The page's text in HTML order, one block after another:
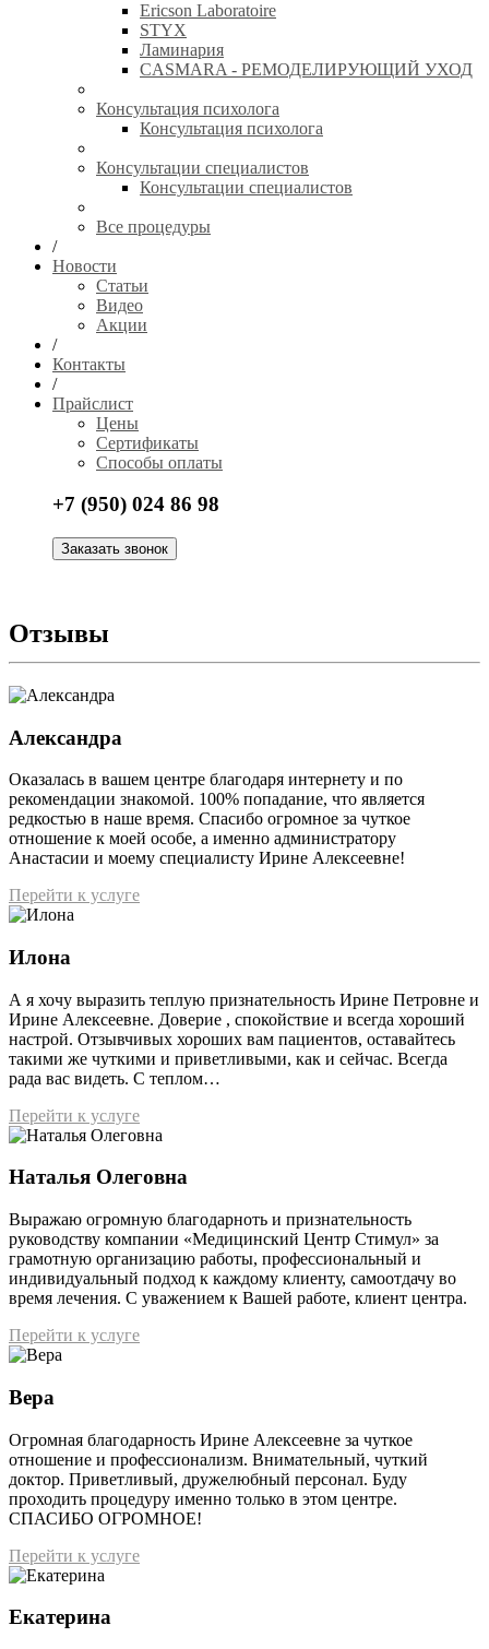
Ericson Laboratoire
STYX
Ламинария
CASMARA - РЕМОДЕЛИРУЮЩИЙ УХОД
Консультация психолога
Консультация психолога
Консультации специалистов
Консультации специалистов
Все процедуры
/
Новости
Статьи
Видео
Акции
/
Контакты
/
Прайслист
Цены
Сертификаты
Способы оплаты
+7 (950) 024 86 98
Заказать звонок
Отзывы
Александра
Оказалась в вашем центре благодаря интернету и по
рекомендации знакомой. 100% попадание, что является
редкостью в наше время. Спасибо огромное за чуткое
отношение к моей особе, а именно администратору
Анастасии и моему специалисту Ирине Алексеевне!
Перейти к услуге
Илона
А я хочу выразить теплую признательность Ирине Петровне и
Ирине Алексеевне. Доверие , спокойствие и всегда хороший
настрой. Отзывчивых хороших вам пациентов, оставайтесь
такими же чуткими и приветливыми, как и сейчас. Всегда
рада вас видеть. С теплом…
Перейти к услуге
Наталья Олеговна
Выражаю огромную благодарноть и признательность
руководству компании «Медицинский Центр Стимул» за
грамотную организацию работы, профессиональный и
индивидуальный подход к каждому клиенту, самоотдачу во
время лечения. С уважением к Вашей работе, клиент центра.
Перейти к услуге
Вера
Огромная благодарность Ирине Алексеевне за чуткое
отношение и профессионализм. Внимательный, чуткий
доктор. Приветливый, дружелюбный персонал. Буду
проходить процедуру именно только в этом центре.
СПАСИБО ОГРОМНОЕ!
Перейти к услуге
Екатерина